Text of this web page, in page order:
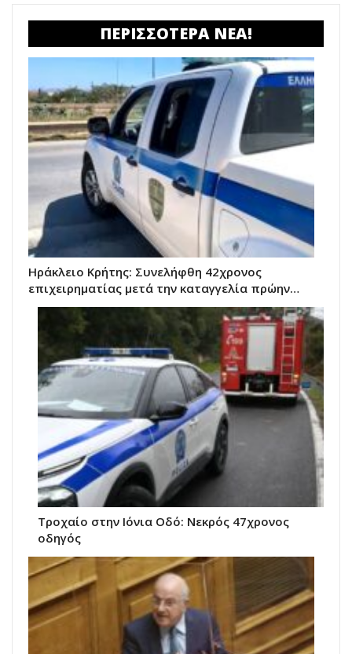
ΠΕΡΙΣΣΟΤΕΡΑ ΝΕΑ!
Ηράκλειο Κρήτης: Συνελήφθη 42χρονος
επιχειρηματίας μετά την καταγγελία πρώην…
Τροχαίο στην Ιόνια Οδό: Νεκρός 47χρονος
οδηγός